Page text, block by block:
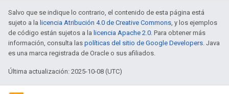
Salvo que se indique lo contrario, el contenido de esta página está
sujeto a la licencia Atribución 4.0 de Creative Commons, y los ejemplos
de código están sujetos a la licencia Apache 2.0. Para obtener más
información, consulta las políticas del sitio de Google Developers. Java
es una marca registrada de Oracle o sus afiliados.
Última actualización: 2025-10-08 (UTC)